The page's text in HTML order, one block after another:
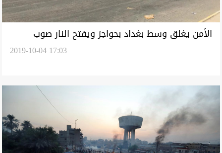
الأمن يغلق وسط بغداد بحواجز ويفتح النار صوب
المتظاهرين في مناطق مستعينا بطائرات2019-10-04 17:03